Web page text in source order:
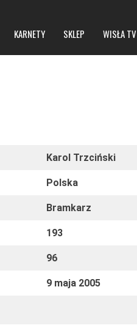
KARNETY SKLEP WISŁA TV
Karol Trzciński
Polska
Bramkarz
193
96
9 maja 2005